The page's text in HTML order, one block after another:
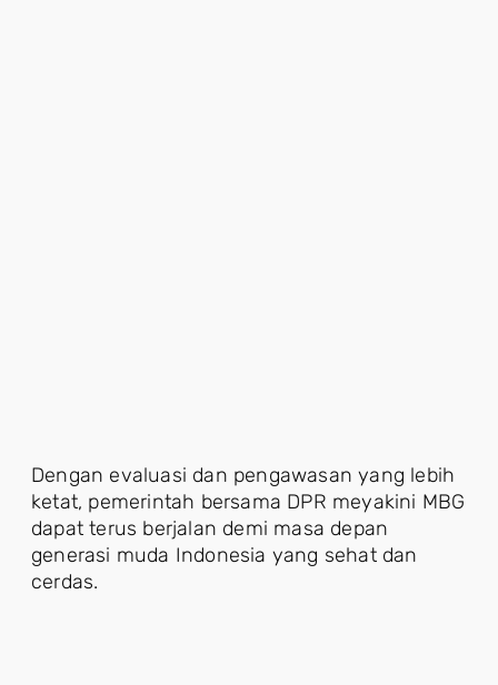
Dengan evaluasi dan pengawasan yang lebih
ketat, pemerintah bersama DPR meyakini MBG
dapat terus berjalan demi masa depan
generasi muda Indonesia yang sehat dan
cerdas.